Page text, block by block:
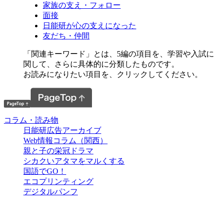
家族の支え・フォロー
面接
日能研が心の支えになった
友だち・仲間
「関連キーワード」とは、5編の項目を、学習や入試に
関して、さらに具体的に分類したものです。
お読みになりたい項目を、クリックしてください。
コラム・読み物
日能研広告アーカイブ
Web情報コラム（関西）
親と子の栄冠ドラマ
シカクいアタマをマルくする
国語でGO！
エコプリンティング
デジタルパンフ